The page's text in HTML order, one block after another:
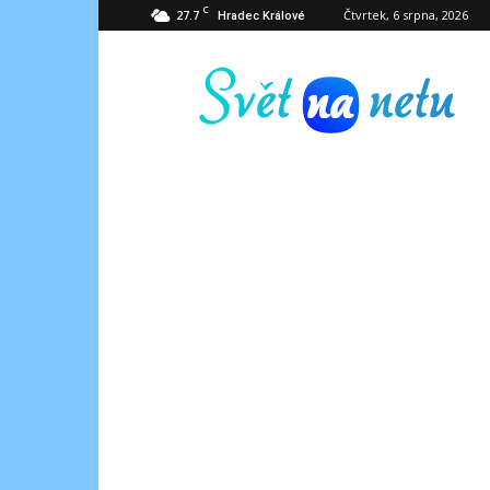
27.7 C Hradec Králové Čtvrtek, 6 srpna, 2026
Svět
na
netu